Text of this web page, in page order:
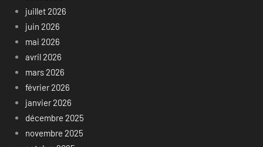
juillet 2026
juin 2026
mai 2026
avril 2026
mars 2026
février 2026
janvier 2026
décembre 2025
novembre 2025